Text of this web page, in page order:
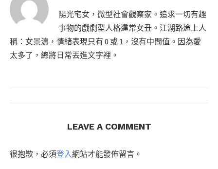
陽光宅女，微型社會觀察家。追求一切有趣
事物的戲劇型人格違常女丑。江湖路途上人
稱：女景濤，情緒表現只有 0 或 1，沒有中間值。因為愛
太多了，總將日常丟進文字裡。
LEAVE A COMMENT
很抱歉，必須登入網站才能發佈留言。